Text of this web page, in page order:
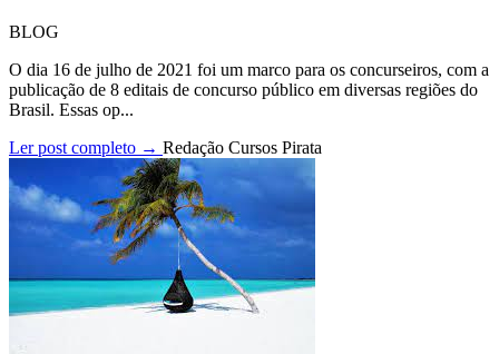
BLOG
O dia 16 de julho de 2021 foi um marco para os concurseiros, com a
publicação de 8 editais de concurso público em diversas regiões do
Brasil. Essas op...
Ler post completo → Redação Cursos Pirata